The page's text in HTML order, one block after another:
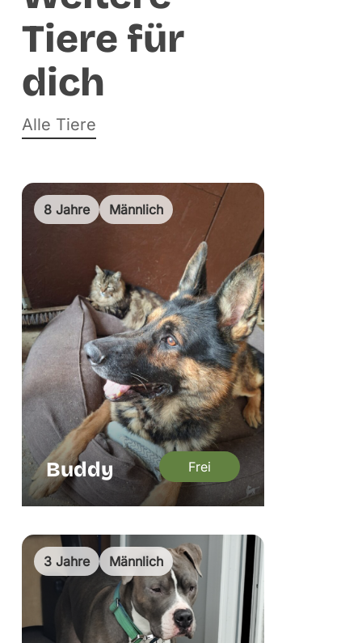
Tiere für
dich
Alle Tiere
8 Jahre Männlich
Buddy Frei
3 Jahre Männlich